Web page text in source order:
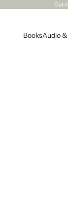
Our
BooksAudio